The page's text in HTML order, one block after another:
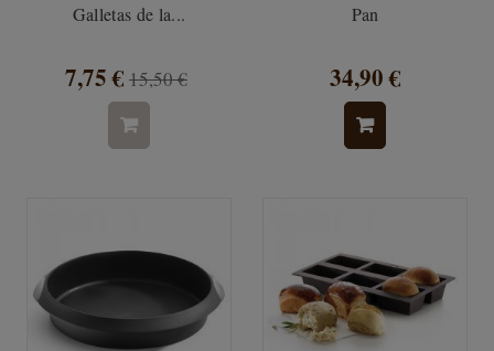
Galletas de la...
7,75 € 15,50 €
Pan
34,90 €